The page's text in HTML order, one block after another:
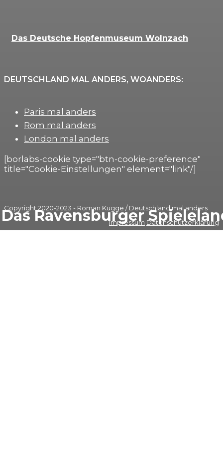
Das Ravensburger
Das Deutsche Hopfenmuseum Wolnzach
DEUTSCHLAND MAL ANDERS, WOANDERS:
Paris mal anders
Rom mal anders
London mal anders
[borlabs-cookie type="btn-cookie-preference"
title="Cookie-Einstellungen" element="link"/]
Copyright 2020-2023 - Roman Kugge / Deutschland mal anders
Impressum Datenschutzerklärung